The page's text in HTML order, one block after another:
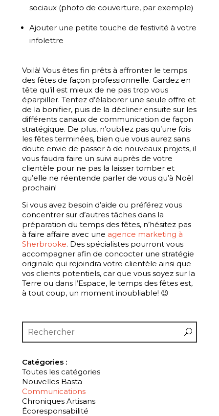
sociaux (photo de couverture, par exemple)
Ajouter une petite touche de festivité à votre
infolettre
Voilà! Vous êtes fin prêts à affronter le temps
des fêtes de façon professionnelle. Gardez en
tête qu’il est mieux de ne pas trop vous
éparpiller. Tentez d’élaborer une seule offre et
de la bonifier, puis de la décliner ensuite sur les
différents canaux de communication de façon
stratégique. De plus, n’oubliez pas qu’une fois
les fêtes terminées, bien que vous aurez sans
doute envie de passer à de nouveaux projets, il
vous faudra faire un suivi auprès de votre
clientèle pour ne pas la laisser tomber et
qu’elle ne réentende parler de vous qu’à Noël
prochain!
Si vous avez besoin d’aide ou préférez vous
concentrer sur d’autres tâches dans la
préparation du temps des fêtes, n’hésitez pas
à faire affaire avec une agence marketing à
Sherbrooke. Des spécialistes pourront vous
accompagner afin de concocter une stratégie
originale qui rejoindra votre clientèle ainsi que
vos clients potentiels, car que vous soyez sur la
Terre ou dans l’Espace, le temps des fêtes est,
à tout coup, un moment inoubliable! 😉
Catégories :
Toutes les catégories
Nouvelles Basta
Communications
Chroniques Artisans
Écoresponsabilité